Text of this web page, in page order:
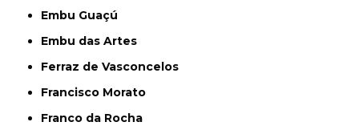
Embu Guaçú
Embu das Artes
Ferraz de Vasconcelos
Francisco Morato
Franco da Rocha